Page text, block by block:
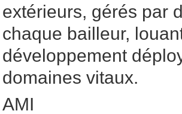
extérieurs, gérés par
chaque bailleur,
développement
domaines vitaux.
AMI